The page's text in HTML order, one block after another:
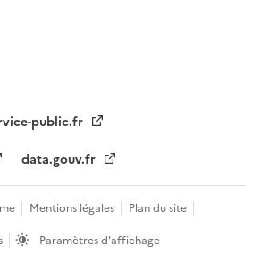
public.fr
data.gouv.fr
Mentions légales
Plan du site
Paramètres d'affichage